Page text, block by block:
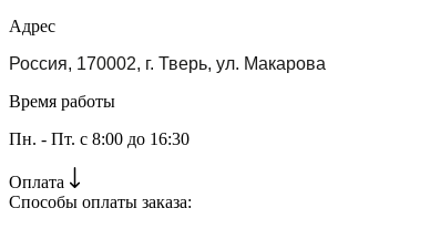
Адрес
Россия, 170002, г. Тверь, ул. Макарова
Время работы
Пн. - Пт. с 8:00 до 16:30
Оплата
Способы оплаты заказа: